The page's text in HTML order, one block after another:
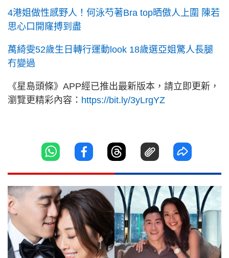
4港姐做性感野人！何泳芍著Bra top晒傲人上圍 陳若
思心口開窿搏到盡
萬綺雯52歲生日轉行運動look 18歲選亞姐驚人長腿
冇變過
《星島頭條》APP經已推出最新版本，請立即更新，
瀏覽更精彩內容： https://bit.ly/3yLrgYZ